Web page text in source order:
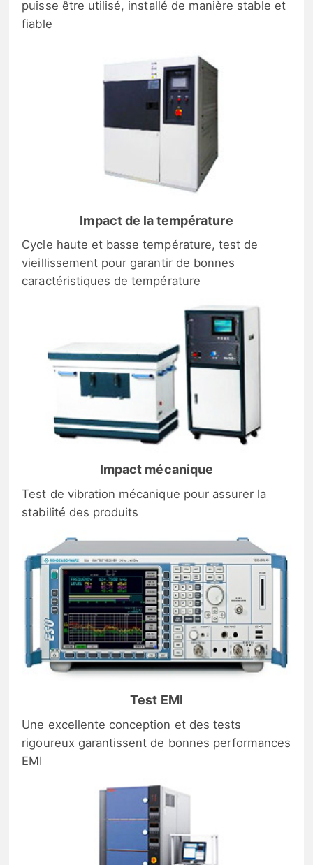
puisse être utilisé, installé de manière stable et
fiable
Impact de la température
Cycle haute et basse température, test de
vieillissement pour garantir de bonnes
caractéristiques de température
Impact mécanique
Test de vibration mécanique pour assurer la
stabilité des produits
Test EMI
Une excellente conception et des tests
rigoureux garantissent de bonnes performances
EMI